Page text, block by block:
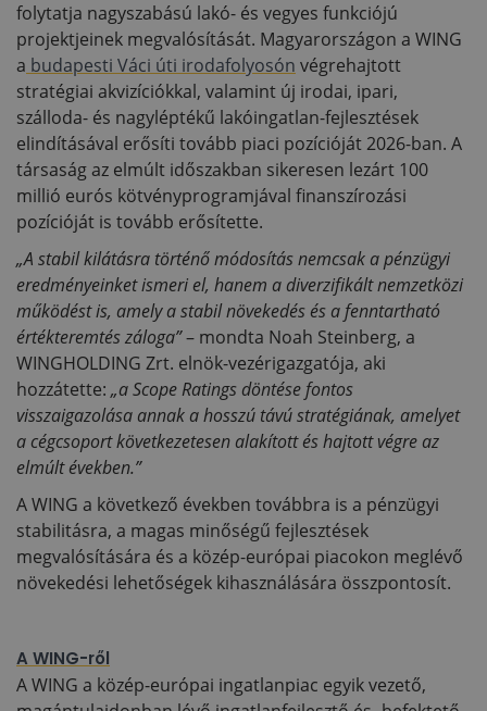
folytatja nagyszabású lakó- és vegyes funkciójú
projektjeinek megvalósítását. Magyarországon a WING
a budapesti Váci úti irodafolyosón végrehajtott
stratégiai akvizíciókkal, valamint új irodai, ipari,
szálloda- és nagyléptékű lakóingatlan-fejlesztések
elindításával erősíti tovább piaci pozícióját 2026-ban. A
társaság az elmúlt időszakban sikeresen lezárt 100
millió eurós kötvényprogramjával finanszírozási
pozícióját is tovább erősítette.
„A stabil kilátásra történő módosítás nemcsak a pénzügyi
eredményeinket ismeri el, hanem a diverzifikált nemzetközi
működést is, amely a stabil növekedés és a fenntartható
értékteremtés záloga”– mondta Noah Steinberg, a
WINGHOLDING Zrt. elnök-vezérigazgatója, aki
hozzátette: „a Scope Ratings döntése fontos
visszaigazolása annak a hosszú távú stratégiának, amelyet
a cégcsoport következetesen alakított és hajtott végre az
elmúlt években.”
A WING a következő években továbbra is a pénzügyi
stabilitásra, a magas minőségű fejlesztések
megvalósítására és a közép-európai piacokon meglévő
növekedési lehetőségek kihasználására összpontosít.
A WING-ről
A WING a közép-európai ingatlanpiac egyik vezető,